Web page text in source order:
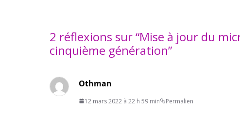
2 réflexions sur “Mise à jour du
cinquième génération”
Othman
12 mars 2022 à 22 h 59 min Permalien